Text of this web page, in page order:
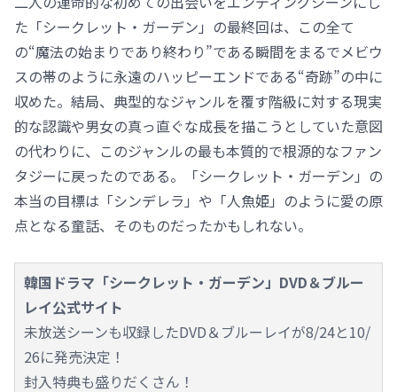
た「シークレット・ガーデン」の最終回は、この全て
の“魔法の始まりであり終わり”である瞬間をまるでメビウ
スの帯のように永遠のハッピーエンドである“奇跡”の中に
収めた。結局、典型的なジャンルを覆す階級に対する現実
的な認識や男女の真っ直ぐな成長を描こうとしていた意図
の代わりに、このジャンルの最も本質的で根源的なファン
タジーに戻ったのである。「シークレット・ガーデン」の
本当の目標は「シンデレラ」や「人魚姫」のように愛の原
点となる童話、そのものだったかもしれない。
韓国ドラマ「シークレット・ガーデン」DVD＆ブルー
レイ公式サイト
未放送シーンも収録したDVD＆ブルーレイが8/24と10/
26に発売決定！
封入特典も盛りだくさん！